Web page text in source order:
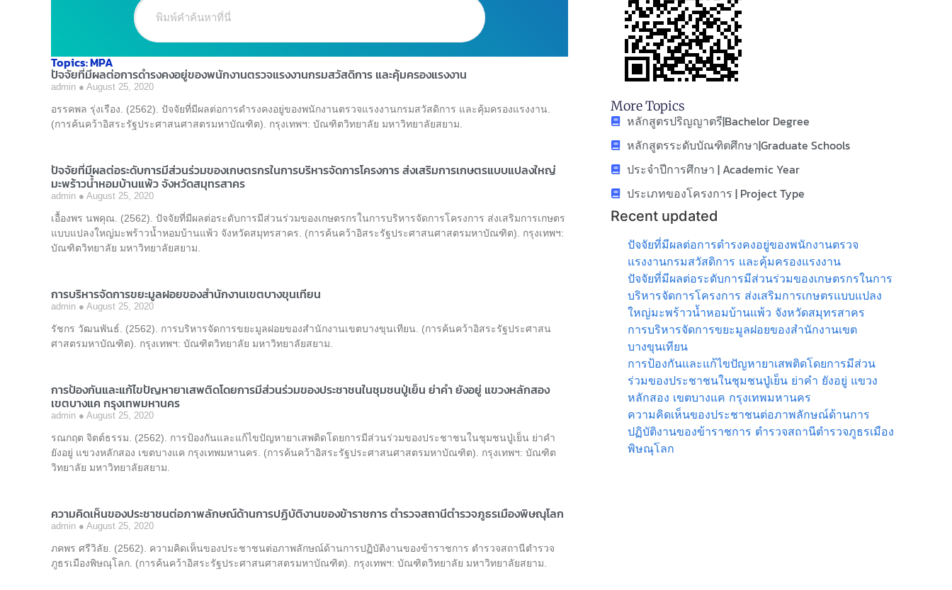
Topics: MPA
ปัจจัยที่มีผลต่อการดำรงคงอยู่ของพนักงานตรวจแรงงานกรมสวัสดิการ และคุ้มครองแรงงาน
admin August 25, 2020
อรรคพล รุ่งเรือง. (2562). ปัจจัยที่มีผลต่อการดำรงคงอยู่ของพนักงานตรวจแรงงานกรมสวัสดิการ และคุ้มครองแรงงาน.
(การค้นคว้าอิสระรัฐประศาสนศาสตรมหาบัณฑิต). กรุงเทพฯ: บัณฑิตวิทยาลัย มหาวิทยาลัยสยาม.
ปัจจัยที่มีผลต่อระดับการมีส่วนร่วมของเกษตรกรในการบริหารจัดการโครงการ ส่งเสริมการเกษตรแบบแปลงใหญ่
มะพร้าวน้ำหอมบ้านแพ้ว จังหวัดสมุทรสาคร
admin August 25, 2020
เอื้องพร นพคุณ. (2562). ปัจจัยที่มีผลต่อระดับการมีส่วนร่วมของเกษตรกรในการบริหารจัดการโครงการ ส่งเสริมการเกษตร
แบบแปลงใหญ่มะพร้าวน้ำหอมบ้านแพ้ว จังหวัดสมุทรสาคร. (การค้นคว้าอิสระรัฐประศาสนศาสตรมหาบัณฑิต). กรุงเทพฯ:
บัณฑิตวิทยาลัย มหาวิทยาลัยสยาม.
การบริหารจัดการขยะมูลฝอยของสำนักงานเขตบางขุนเทียน
admin August 25, 2020
รัชกร วัฒนพันธ์. (2562). การบริหารจัดการขยะมูลฝอยของสำนักงานเขตบางขุนเทียน. (การค้นคว้าอิสระรัฐประศาสน
ศาสตรมหาบัณฑิต). กรุงเทพฯ: บัณฑิตวิทยาลัย มหาวิทยาลัยสยาม.
การป้องกันและแก้ไขปัญหายาเสพติดโดยการมีส่วนร่วมของประชาชนในชุมชนปู่เย็น ย่าคำ ยังอยู่ แขวงหลักสอง
เขตบางแค กรุงเทพมหานคร
admin August 25, 2020
รณกฤต จิตต์ธรรม. (2562). การป้องกันและแก้ไขปัญหายาเสพติดโดยการมีส่วนร่วมของประชาชนในชุมชนปู่เย็น ย่าคำ
ยังอยู่ แขวงหลักสอง เขตบางแค กรุงเทพมหานคร. (การค้นคว้าอิสระรัฐประศาสนศาสตรมหาบัณฑิต). กรุงเทพฯ: บัณฑิต
วิทยาลัย มหาวิทยาลัยสยาม.
ความคิดเห็นของประชาชนต่อภาพลักษณ์ด้านการปฏิบัติงานของข้าราชการ ตำรวจสถานีตำรวจภูธรเมืองพิษณุโลก
admin August 25, 2020
ภคพร ศรีวิลัย. (2562). ความคิดเห็นของประชาชนต่อภาพลักษณ์ด้านการปฏิบัติงานของข้าราชการ ตำรวจสถานีตำรวจ
ภูธรเมืองพิษณุโลก. (การค้นคว้าอิสระรัฐประศาสนศาสตรมหาบัณฑิต). กรุงเทพฯ: บัณฑิตวิทยาลัย มหาวิทยาลัยสยาม.
More Topics
หลักสูตรปริญญาตรี|Bachelor Degree
หลักสูตรระดับบัณฑิตศึกษา|Graduate Schools
ประจำปีการศึกษา | Academic Year
ประเภทของโครงการ | Project Type
Recent updated
ปัจจัยที่มีผลต่อการดำรงคงอยู่ของพนักงานตรวจ
แรงงานกรมสวัสดิการ และคุ้มครองแรงงาน
ปัจจัยที่มีผลต่อระดับการมีส่วนร่วมของเกษตรกรในการ
บริหารจัดการโครงการ ส่งเสริมการเกษตรแบบแปลง
ใหญ่มะพร้าวน้ำหอมบ้านแพ้ว จังหวัดสมุทรสาคร
การบริหารจัดการขยะมูลฝอยของสำนักงานเขต
บางขุนเทียน
การป้องกันและแก้ไขปัญหายาเสพติดโดยการมีส่วน
ร่วมของประชาชนในชุมชนปู่เย็น ย่าคำ ยังอยู่ แขวง
หลักสอง เขตบางแค กรุงเทพมหานคร
ความคิดเห็นของประชาชนต่อภาพลักษณ์ด้านการ
ปฏิบัติงานของข้าราชการ ตำรวจสถานีตำรวจภูธรเมือง
พิษณุโลก